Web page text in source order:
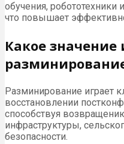
обучения, робототехники
что повышает
Какое значение
Разминирование играет
восстановлении
способствуя
инфраструктуры,
безопасности.